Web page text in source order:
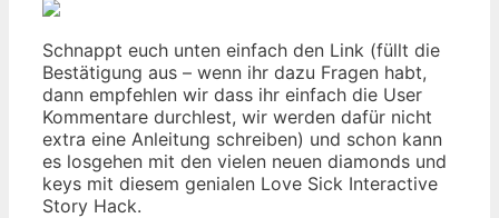
Schnappt euch unten einfach den Link (füllt die
Bestätigung aus – wenn ihr dazu Fragen habt,
dann empfehlen wir dass ihr einfach die User
Kommentare durchlest, wir werden dafür nicht
extra eine Anleitung schreiben) und schon kann
es losgehen mit den vielen neuen diamonds und
keys mit diesem genialen Love Sick Interactive
Story Hack.